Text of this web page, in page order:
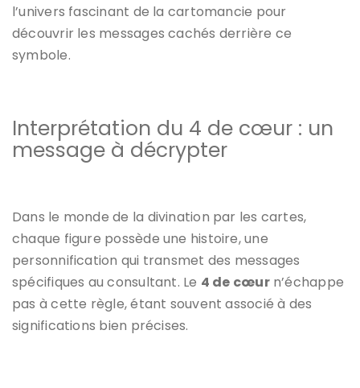
l’univers fascinant de la cartomancie pour
découvrir les messages cachés derrière ce
symbole.
Interprétation du 4 de cœur : un
message à décrypter
Dans le monde de la divination par les cartes,
chaque figure possède une histoire, une
personnification qui transmet des messages
spécifiques au consultant. Le 4 de cœurn’échappe
pas à cette règle, étant souvent associé à des
significations bien précises.